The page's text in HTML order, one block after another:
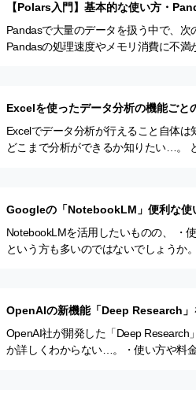
【Polars入門】基本的な使い方・
Pandasで大量のデータを扱う中で、
Pandasの処理速度やメモリ消費に不
Excelを使ったデータ分析の機能ごと
Excelでデータ分析が行えること自体
どこまで分析ができるか知りたい…。
Googleの「NotebookLM」便利な使
NotebookLMを活用したいものの、 ・
という方も多いのではないでしょうか
OpenAIの新機能「Deep Research」
OpenAI社が開発した「Deep
か詳しくわからない…。・使い方や料